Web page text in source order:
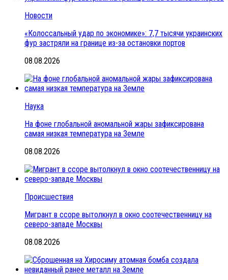
Новости
«Колоссальный удар по экономике»: 7,7 тысячи украинских
фур застряли на границе из-за остановки портов
08.08.2026
Наука
На фоне глобальной аномальной жары зафиксирована
самая низкая температура на Земле
08.08.2026
Происшествия
Мигрант в ссоре вытолкнул в окно соотечественницу на
северо-западе Москвы
08.08.2026